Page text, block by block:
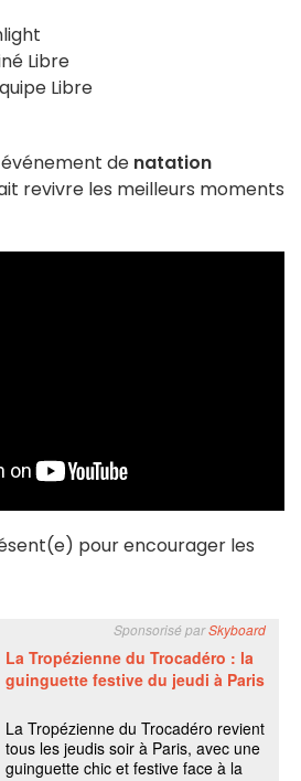
Libre
Libre
de natation
revivre les meilleurs moments
pour encourager les